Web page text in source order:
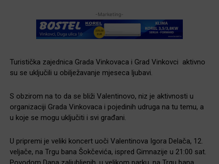
-Marketing-
Turistička zajednica Grada Vinkovaca i Grad Vinkovci aktivno
su se uključili u obilježavanje mjeseca ljubavi.
S obzirom na to da se bliži Valentinovo, niz je aktivnosti u
organizaciji Grada Vinkovaca i pojedinih udruga na tu temu, a
u koje se mogu uključiti i svi građani.
U pripremi je veliki koncert uoči Valentinova Igora Delača, 12.
veljače, na Trgu bana Šokčevića, ispred Gimnazije u 21:00 sat.